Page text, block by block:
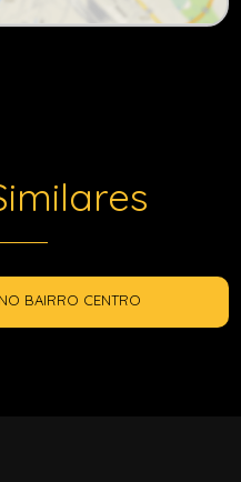
BAIRRO CENTRO